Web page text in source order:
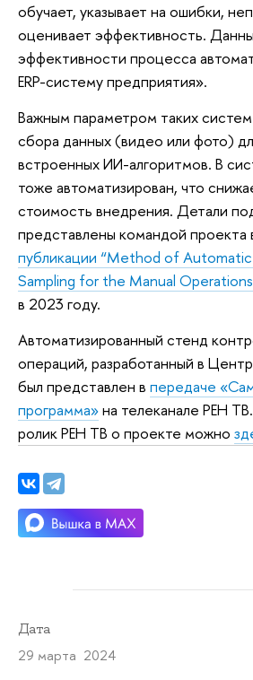
обучает, указывает на ошибки,
оценивает эффективность.
эффективности процесса
ERP-систему предприятия».
Важным параметром таких систем
сбора данных (видео или фото)
встроенных ИИ-алгоритмов. В
тоже автоматизирован, что
стоимость внедрения. Детали
представлены командой проекта
публикации “Method of
Sampling for the Manual
в 2023 году.
Автоматизированный стенд
операций, разработанный в
был представлен в передаче
программа»на телеканале РЕН
ролик РЕН ТВ о проекте можно
Дата
29 марта 2024